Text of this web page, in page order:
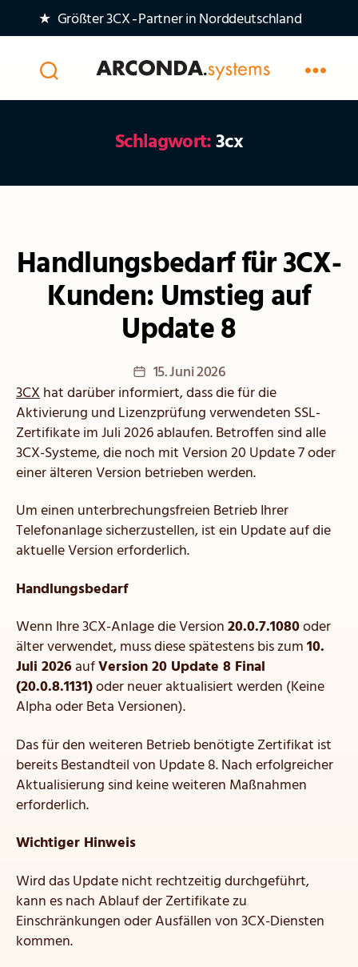
★ Größter 3CX‑Partner in Norddeutschland
Arconda
AG
Schlagwort:3cx
Handlungsbedarf für 3CX-
Kunden: Umstieg auf
Update 8
Veröffentlichungsdatum
15. Juni 2026
3CXhat darüber informiert, dass die für die
Aktivierung und Lizenzprüfung verwendeten SSL-
Zertifikate im Juli 2026 ablaufen. Betroffen sind alle
3CX-Systeme, die noch mit Version 20 Update 7 oder
einer älteren Version betrieben werden.
Um einen unterbrechungsfreien Betrieb Ihrer
Telefonanlage sicherzustellen, ist ein Update auf die
aktuelle Version erforderlich.
Handlungsbedarf
Wenn Ihre 3CX-Anlage die Version20.0.7.1080oder
älter verwendet, muss diese spätestens bis zum10.
Juli 2026aufVersion 20 Update 8 Final
(20.0.8.1131)oder neuer aktualisiert werden (Keine
Alpha oder Beta Versionen).
Das für den weiteren Betrieb benötigte Zertifikat ist
bereits Bestandteil von Update 8. Nach erfolgreicher
Aktualisierung sind keine weiteren Maßnahmen
erforderlich.
Wichtiger Hinweis
Wird das Update nicht rechtzeitig durchgeführt,
kann es nach Ablauf der Zertifikate zu
Einschränkungen oder Ausfällen von 3CX-Diensten
kommen.